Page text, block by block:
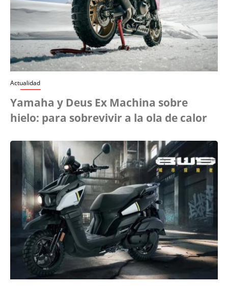
Actualidad
Yamaha y Deus Ex Machina sobre
hielo: para sobrevivir a la ola de calor